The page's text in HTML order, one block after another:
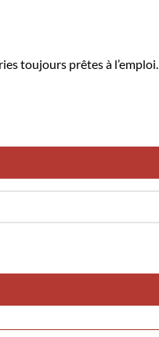
toujours prêtes à l’emploi.